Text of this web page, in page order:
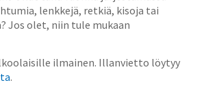
lenkkejä, retkiä, kisoja tai
Jos olet, niin tule mukaan
ilmainen. Illanvietto löytyy
.